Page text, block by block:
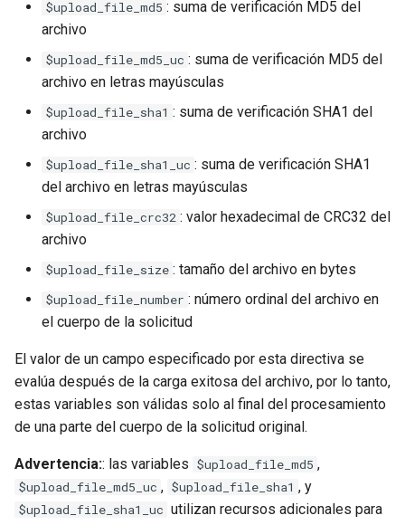
tags
tarantool
template
test
timer
tsort
upload
upstream-healthcheck
upstream
$upload_file_md5 : suma de verificación MD5 del
archivo
$upload_file_md5_uc : suma de verificación MD5 del
archivo en letras mayúsculas
$upload_file_sha1 : suma de verificación SHA1 del
archivo
$upload_file_sha1_uc : suma de verificación SHA1
del archivo en letras mayúsculas
$upload_file_crc32 : valor hexadecimal de CRC32 del
archivo
$upload_file_size : tamaño del archivo en bytes
$upload_file_number : número ordinal del archivo en
el cuerpo de la solicitud
El valor de un campo especificado por esta directiva se
evalúa después de la carga exitosa del archivo, por lo tanto,
estas variables son válidas solo al final del procesamiento
de una parte del cuerpo de la solicitud original.
Advertencia:: las variables $upload_file_md5 ,
$upload_file_md5_uc , $upload_file_sha1 , y
$upload_file_sha1_uc utilizan recursos adicionales para